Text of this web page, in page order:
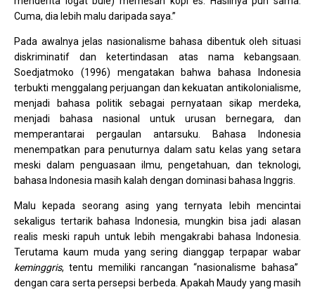
Cuma, dia lebih malu daripada saya.”
Pada awalnya jelas nasionalisme bahasa dibentuk oleh situasi
diskriminatif dan ketertindasan atas nama kebangsaan.
Soedjatmoko (1996) mengatakan bahwa bahasa Indonesia
terbukti menggalang perjuangan dan kekuatan antikolonialisme,
menjadi bahasa politik sebagai pernyataan sikap merdeka,
menjadi bahasa nasional untuk urusan bernegara, dan
memperantarai pergaulan antarsuku. Bahasa Indonesia
menempatkan para penuturnya dalam satu kelas yang setara
meski dalam penguasaan ilmu, pengetahuan, dan teknologi,
bahasa Indonesia masih kalah dengan dominasi bahasa Inggris.
Malu kepada seorang asing yang ternyata lebih mencintai
sekaligus tertarik bahasa Indonesia, mungkin bisa jadi alasan
realis meski rapuh untuk lebih mengakrabi bahasa Indonesia.
Terutama kaum muda yang sering dianggap terpapar wabar
keminggris, tentu memiliki rancangan “nasionalisme bahasa”
dengan cara serta persepsi berbeda. Apakah Maudy yang masih